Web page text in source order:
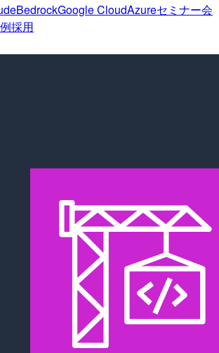
BedrockGoogle CloudAzureセミナー会
採用